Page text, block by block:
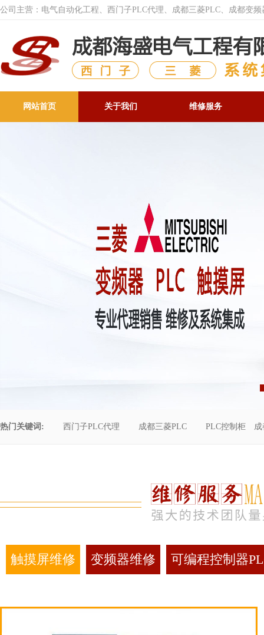
公司主营：电气自动化工程、西门子PLC代理、成都三菱PLC、成都变
网站首页 关于我们 维修服务
热门关键词: 西门子PLC代理 成都三菱PLC PLC控制柜
触摸屏维修 变频器维修 可编程控制器